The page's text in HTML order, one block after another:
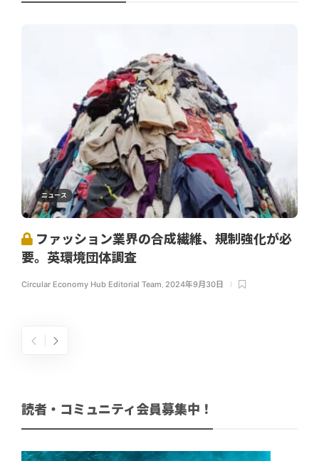
ニュース
ファッション業界の合成繊維、規制強化が必
要。英環境団体調査
Circular Economy Hub Editorial Team 2024年9月30日
読者・コミュニティ会員募集中！